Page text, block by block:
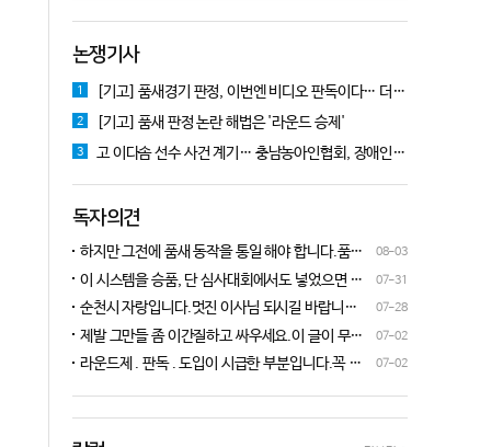
논쟁기사
1 [기고] 품새경기 판정, 이번엔 비디오 판독이다… 더 이상 미룰 수 없다
2 [기고] 품새 판정 논란 해법은 '라운드 승제'
3 고 이다솜 선수 사건 계기… 충남농아인협회, 장애인체육 제도개선 9개 정책 제안
독자의견
08-03
하지만 그전에 품새 동작을 통일 해야 합니다.품새
심판 교육에 여러번 참석 했었는데, 강사 마다 동작
할수가 없습니다.하루빨리 강사들이 함께 모여 동
작을 통일 시켜야지 안그러면 항상 분쟁이 생깁니
다.
07-31
이 시스템을 승품, 단 심사대회에서도 넣었으면 좋
겠네요.심사위원들이 일부러 불합격시키고, 이 부
했는데, 번복이 안된답니다.ㅋㅋㅋㅋㅋ 심사위원들
눈이 전부 달라서, 이렇다, 저렇다 말을 할수가 없다
07-28
순천시 자랑입니다.멋진 이사님 되시길 바랍니다
^^♡
07-02
제발 그만들 좀 이간질하고 싸우세요.이 글이 무엇
이 문제인가요?무엇을 얘기하려는지 의도가 무엇
이 노력해 보자는 그런 글 같은데품새 얘기 하는데
왜 갑자기 심판 가오 얘기에 핑크색 옷 얘기 같은 비
하 발언에......답답하시니 그러시겠지만 태권도
07-02
라운드제 . 판독 . 도입이 시급한 부분입니다.꼭 승